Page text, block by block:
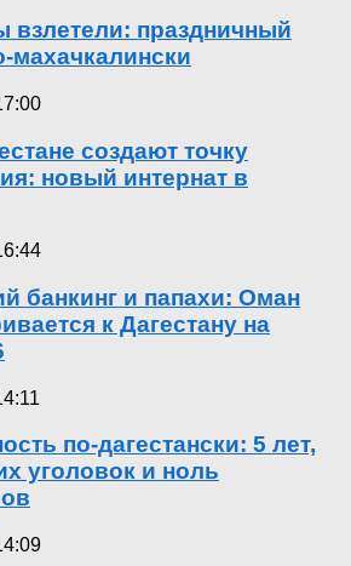
взлетели: праздничный
махачкалински
создают точку
новый интернат в
банкинг и папахи: Оман
к Дагестану на
по-дагестански: 5 лет,
уголовок и ноль